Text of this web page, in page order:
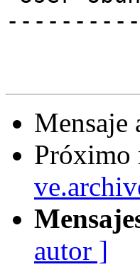
Mensaje
Próximo
autor ]